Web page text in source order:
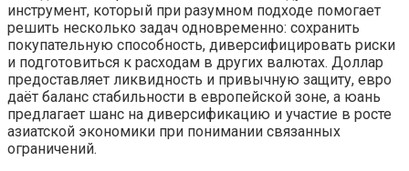
инструмент, который при разумном подходе помогает
решить несколько задач одновременно: сохранить
покупательную способность, диверсифицировать риски
и подготовиться к расходам в других валютах. Доллар
предоставляет ликвидность и привычную защиту, евро
даёт баланс стабильности в европейской зоне, а юань
предлагает шанс на диверсификацию и участие в росте
азиатской экономики при понимании связанных
ограничений.